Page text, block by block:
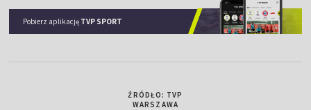
Pobierz aplikację TVP SPORT
ŹRÓDŁO: TVP
WARSZAWA